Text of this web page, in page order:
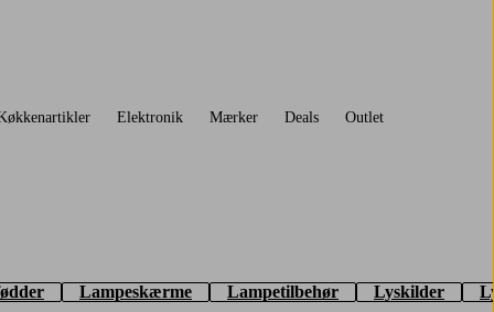
Elektronik Mærker Deals Outlet
Lampeskærme Lampetilbehør Lyskilder